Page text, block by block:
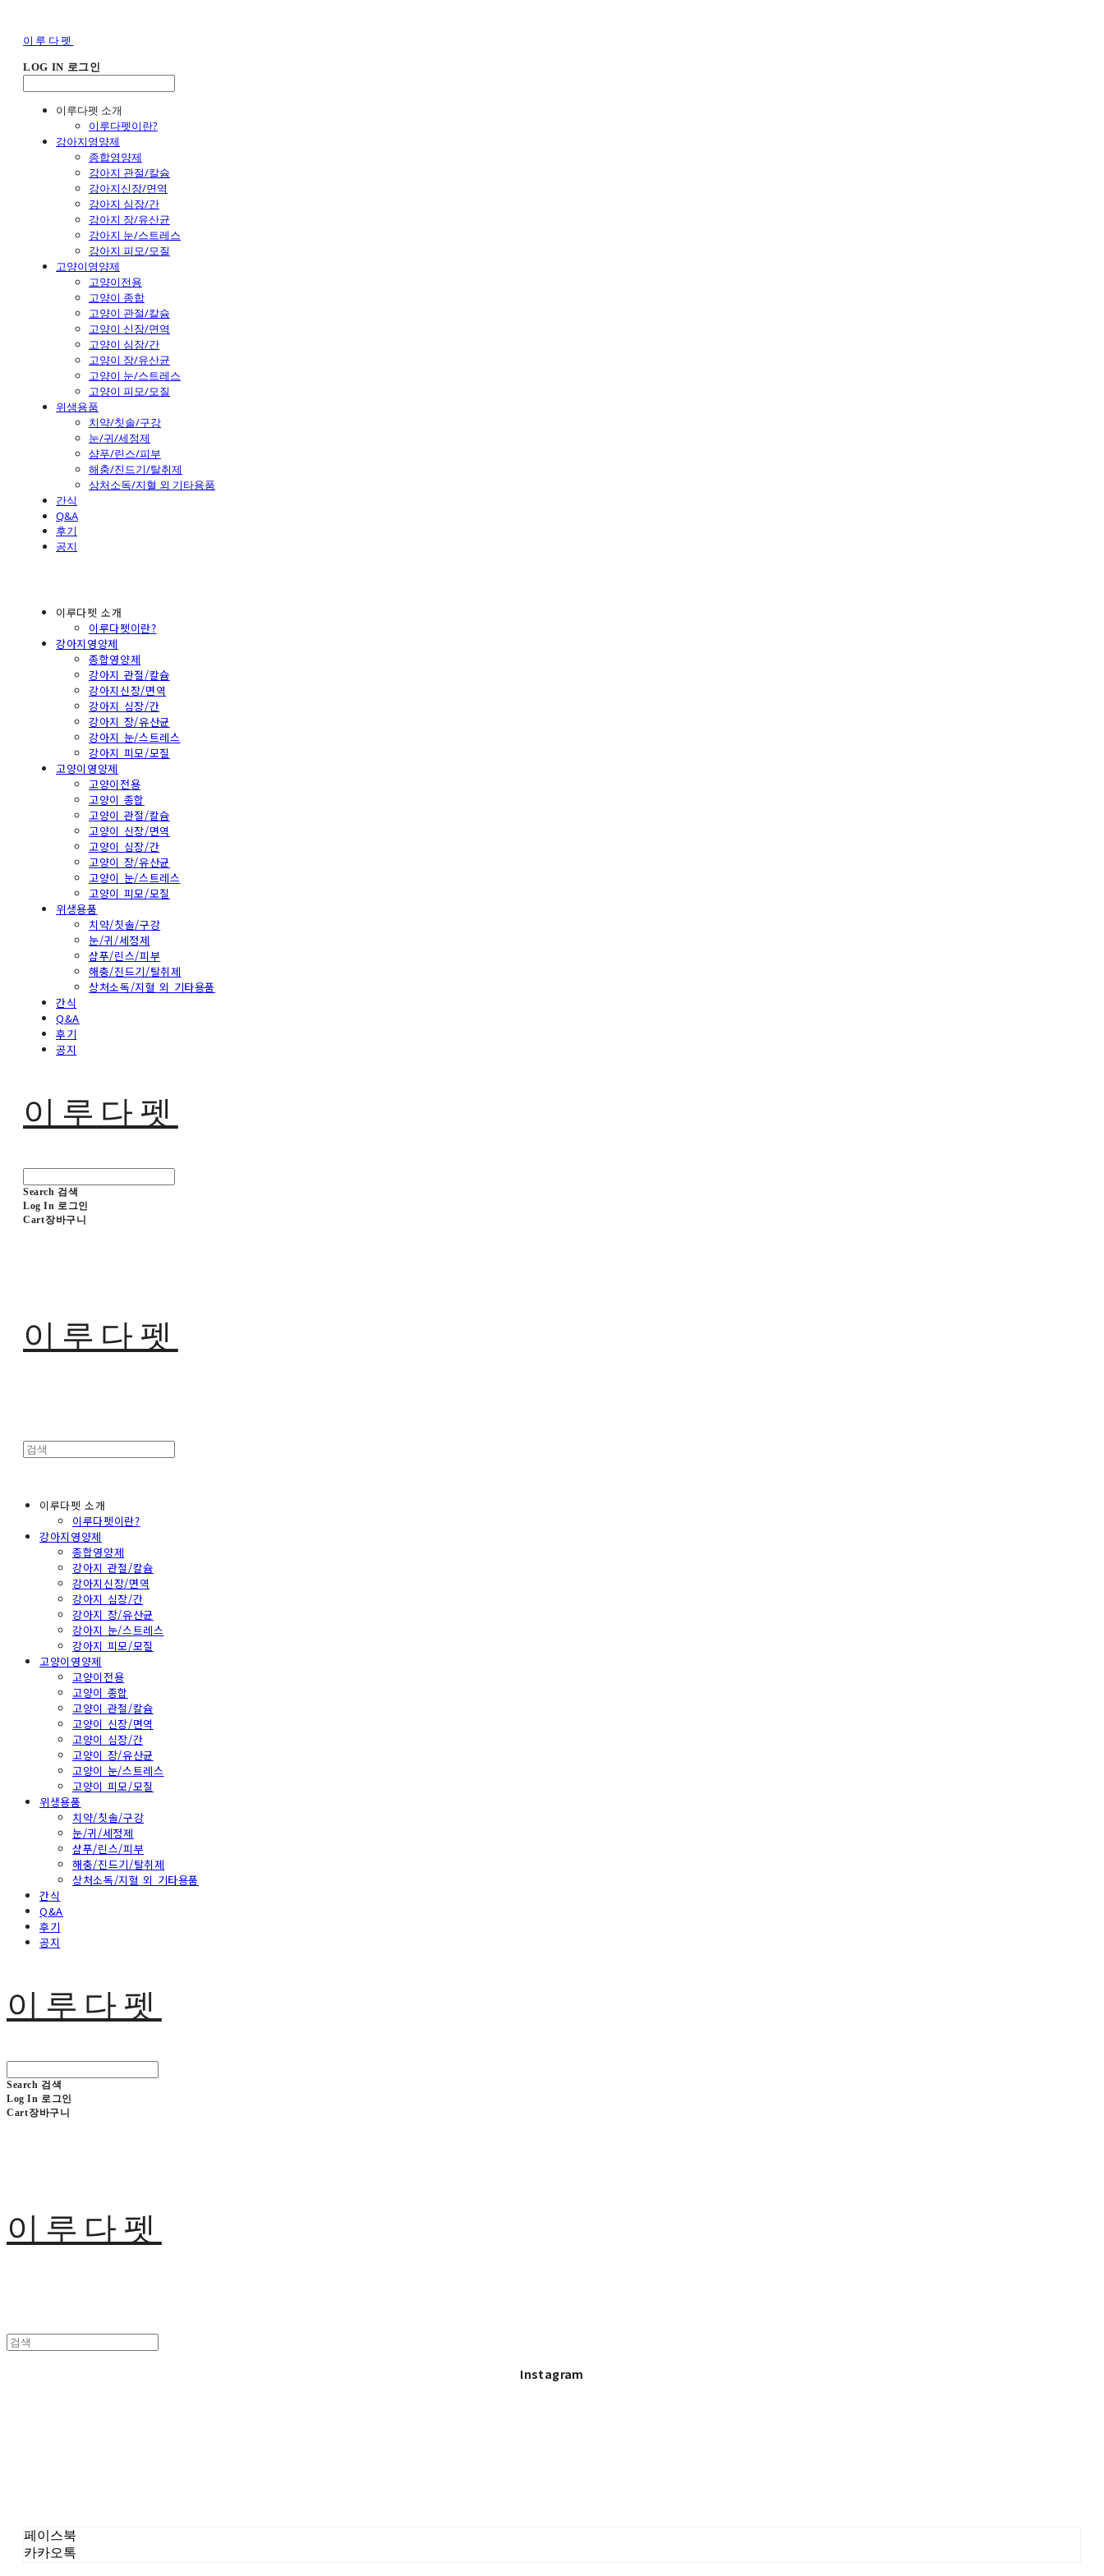
이루다펫
LOG IN 로그인
이루다펫 소개
이루다펫이란?
강아지영양제
종합영양제
강아지 관절/칼슘
강아지신장/면역
강아지 심장/간
강아지 장/유산균
강아지 눈/스트레스
강아지 피모/모질
고양이영양제
고양이전용
고양이 종합
고양이 관절/칼슘
고양이 신장/면역
고양이 심장/간
고양이 장/유산균
고양이 눈/스트레스
고양이 피모/모질
위생용품
치약/칫솔/구강
눈/귀/세정제
샴푸/린스/피부
해충/진드기/탈취제
상처소독/지혈 외 기타용품
간식
Q&A
후기
공지
이루다펫 소개
이루다펫이란?
강아지영양제
종합영양제
강아지 관절/칼슘
강아지신장/면역
강아지 심장/간
강아지 장/유산균
강아지 눈/스트레스
강아지 피모/모질
고양이영양제
고양이전용
고양이 종합
고양이 관절/칼슘
고양이 신장/면역
고양이 심장/간
고양이 장/유산균
고양이 눈/스트레스
고양이 피모/모질
위생용품
치약/칫솔/구강
눈/귀/세정제
샴푸/린스/피부
해충/진드기/탈취제
상처소독/지혈 외 기타용품
간식
Q&A
후기
공지
이루다펫
Search 검색
Log In 로그인
Cart장바구니
이루다펫
이루다펫 소개
이루다펫이란?
강아지영양제
종합영양제
강아지 관절/칼슘
강아지신장/면역
강아지 심장/간
강아지 장/유산균
강아지 눈/스트레스
강아지 피모/모질
고양이영양제
고양이전용
고양이 종합
고양이 관절/칼슘
고양이 신장/면역
고양이 심장/간
고양이 장/유산균
고양이 눈/스트레스
고양이 피모/모질
위생용품
치약/칫솔/구강
눈/귀/세정제
샴푸/린스/피부
해충/진드기/탈취제
상처소독/지혈 외 기타용품
간식
Q&A
후기
공지
이루다펫
Search 검색
Log In 로그인
Cart장바구니
이루다펫
Instagram
페이스북
카카오톡